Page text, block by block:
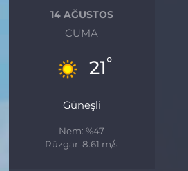
14 AĞUSTOS
CUMA
21°
Güneşli
Nem: %47
Rüzgar: 8.61 m/s